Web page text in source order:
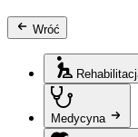
Wróć
Medycyna